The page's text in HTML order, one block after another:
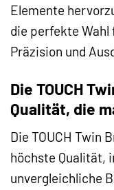
Elemente
die perfekte Wahl
Präzision und
Die TOUCH
Qualität, die
Die TOUCH Twin
höchste Qualität,
unvergleichliche